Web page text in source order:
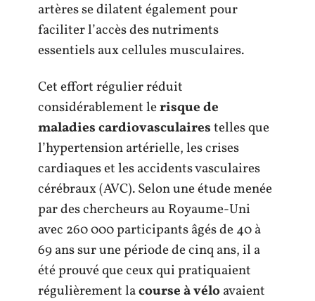
artères se dilatent également pour
faciliter l’accès des nutriments
essentiels aux cellules musculaires.
Cet effort régulier réduit
considérablement lerisque de
maladies cardiovasculairestelles que
l’hypertension artérielle, les crises
cardiaques et les accidents vasculaires
cérébraux (AVC). Selon une étude menée
par des chercheurs au Royaume-Uni
avec 260 000 participants âgés de 40 à
69 ans sur une période de cinq ans, il a
été prouvé que ceux qui pratiquaient
régulièrement lacourse à véloavaient